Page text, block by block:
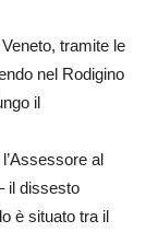
tramite le
nel Rodigino
il
al
il dissesto
è situato tra il